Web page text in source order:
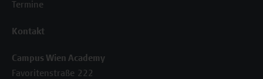
Termine
Kontakt
Campus Wien Academy
Favoritenstraße 222